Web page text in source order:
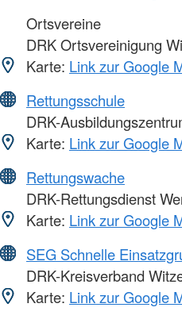
Ortsvereine
DRK Ortsvereinigung
Karte: Link zur Google
Rettungsschule
DRK-
Karte: Link zur Google
Rettungswache
DRK-Rettungsdienst
Karte: Link zur Google
SEG Schnelle
DRK-Kreisverband
Karte: Link zur Google